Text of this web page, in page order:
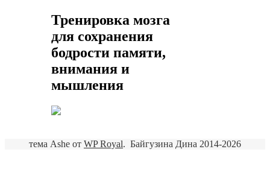
Тренировка мозга
для сохранения
бодрости памяти,
внимания и
мышления
Байгузина Дина 2014-2026
тема Ashe от WP Royal.